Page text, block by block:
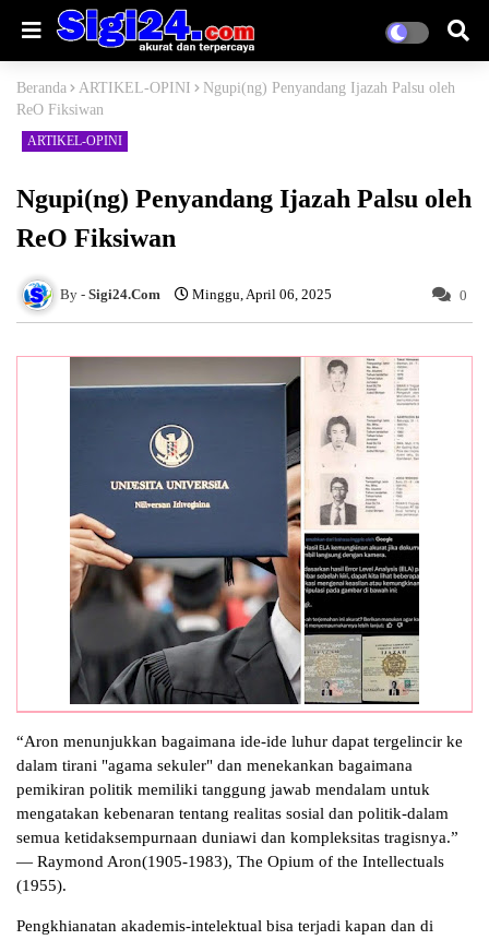
Beranda ARTIKEL-OPINI
Ngupi(ng) Penyandang Ijazah Palsu oleh
ReO Fiksiwan
ARTIKEL-OPINI
Ngupi(ng) Penyandang Ijazah Palsu oleh
ReO Fiksiwan
Sigi24.Com Minggu, April 06, 2025 0
“Aron menunjukkan bagaimana ide-ide luhur dapat tergelincir ke
dalam tirani "agama sekuler" dan menekankan bagaimana
pemikiran politik memiliki tanggung jawab mendalam untuk
mengatakan kebenaran tentang realitas sosial dan politik-dalam
semua ketidaksempurnaan duniawi dan kompleksitas tragisnya.”
— Raymond Aron(1905-1983), The Opium of the Intellectuals
(1955).
Pengkhianatan akademis-intelektual bisa terjadi kapan dan di